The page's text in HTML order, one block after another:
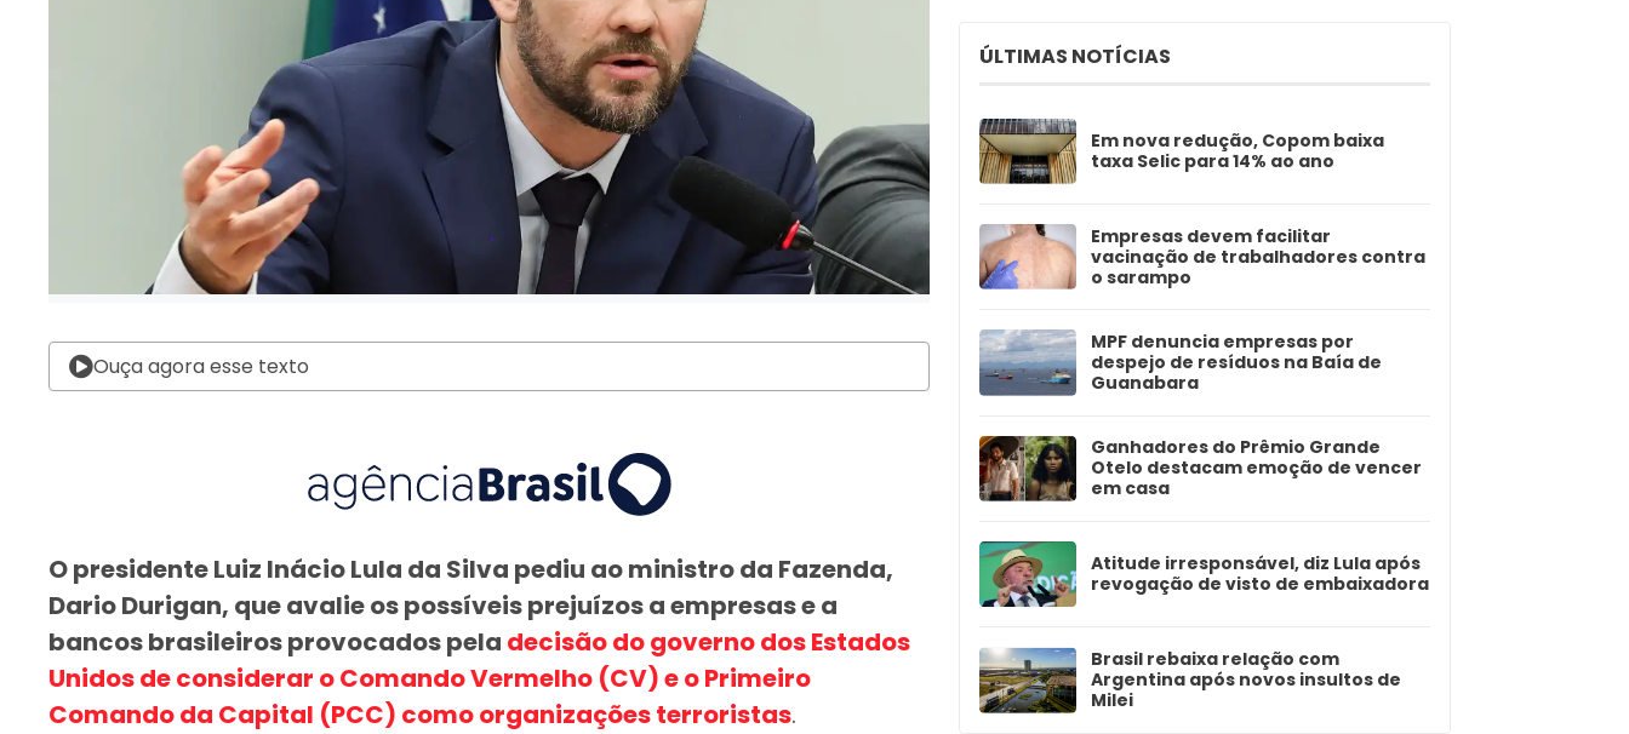
Ouça agora esse texto
O presidente Luiz Inácio Lula da Silva pediu ao ministro da Fazenda,
Dario Durigan, que avalie os possíveis prejuízos a empresas e a
bancos brasileiros provocados pela decisão do governo dos Estados
Unidos de considerar o Comando Vermelho (CV) e o Primeiro
Comando da Capital (PCC) como organizações terroristas.
ÚLTIMAS NOTÍCIAS
Em nova redução, Copom baixa
taxa Selic para 14% ao ano
Empresas devem facilitar
vacinação de trabalhadores contra
o sarampo
MPF denuncia empresas por
despejo de resíduos na Baía de
Guanabara
Ganhadores do Prêmio Grande
Otelo destacam emoção de vencer
em casa
Atitude irresponsável, diz Lula após
revogação de visto de embaixadora
Brasil rebaixa relação com
Argentina após novos insultos de
Milei